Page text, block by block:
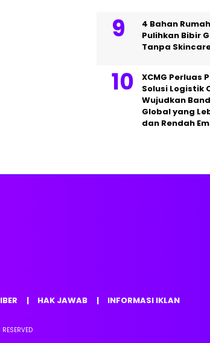
4 Bahan
Pulihkan Bibir
Tanpa
XCMG Perluas
Solusi Logistik
Wujudkan
Global yang
dan Rendah
HAK JAWAB INFORMASI IKLAN